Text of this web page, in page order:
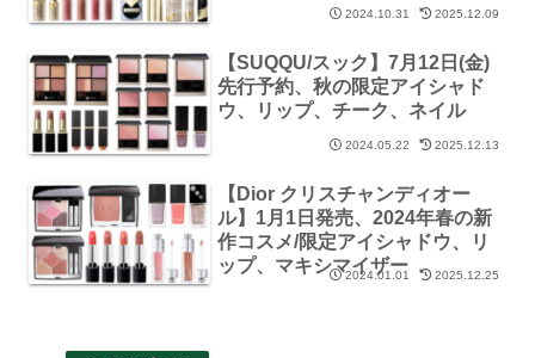
2024.10.31 2025.12.09
【SUQQU/スック】7月12日(金)
先行予約、秋の限定アイシャド
ウ、リップ、チーク、ネイル
2024.05.22 2025.12.13
【Dior クリスチャンディオー
ル】1月1日発売、2024年春の新
作コスメ/限定アイシャドウ、リ
ップ、マキシマイザー
2024.01.01 2025.12.25